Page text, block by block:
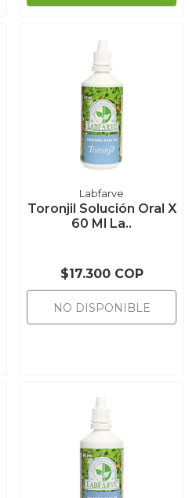
Labfarve
Toronjil Solución Oral X
60 Ml La..
$17.300 COP
NO DISPONIBLE